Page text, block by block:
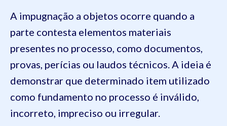
A impugnação a objetos ocorre quando a
parte contesta elementos materiais
presentes no processo, como documentos,
provas, perícias ou laudos técnicos. A ideia é
demonstrar que determinado item utilizado
como fundamento no processo é inválido,
incorreto, impreciso ou irregular.